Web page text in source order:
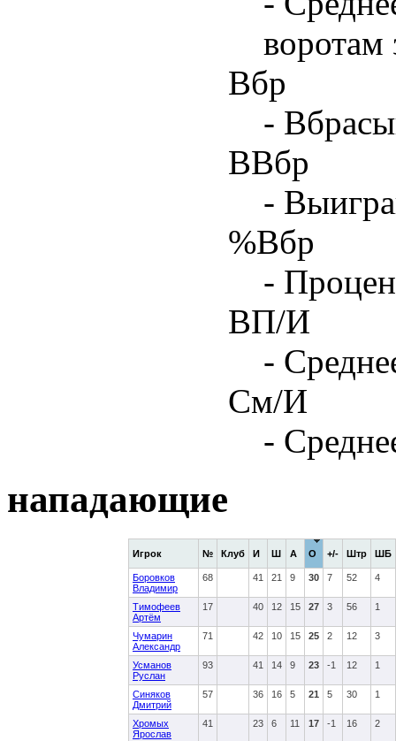
воротам
Вбр
-
ВВбр
-
%Вбр
-
ВП/И
-
См/И
-
нападающие
Игрок № Клуб И Ш А О +/- Штр ШБ
Боровков
Владимир
68 41 21 9 30 7 52 4
Тимофеев
Артём
17 40 12 15 27 3 56 1
Чумарин
Александр
71 42 10 15 25 2 12 3
Усманов
Руслан
93 41 14 9 23 -1 12 1
Синяков
Дмитрий
57 36 16 5 21 5 30 1
Хромых
Ярослав
41 23 6 11 17 -1 16 2